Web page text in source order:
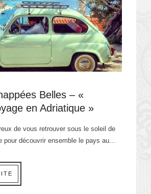
Belles – «
en Adriatique »
de vous retrouver sous le soleil de
pour découvrir ensemble le pays au...